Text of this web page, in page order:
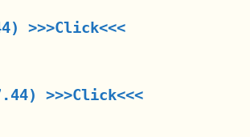
>>>Click<<<
>>>Click<<<